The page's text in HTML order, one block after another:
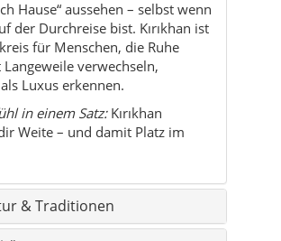
in einem Satz:Kırıkhan
Weite – und damit Platz im
& Traditionen
/ Mikro-Routen